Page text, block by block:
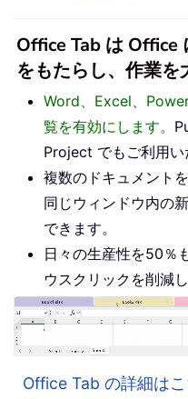
Office Tab は Office
をもたらし、作業
Word、Excel、
覧を有効にします。
Project でもご利用い
複数のドキュメント
同じウィンドウ内の
できます。
日々の生産性を50％
ウスクリックを削減
Office Tab の詳細はこ